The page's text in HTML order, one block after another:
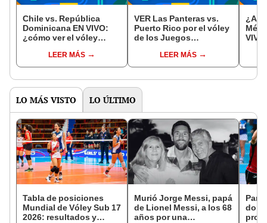
Chile vs. República
Dominicana EN VIVO:
¿cómo ver el vóley
Panamericanos 2023?
LEER MÁS
VER Las Panteras vs.
Puerto Rico por el vóley
de los Juegos
Santiago 2023
LEER MÁS
¿A
LO MÁS VISTO LO ÚLTIMO
Tabla de posiciones
Mundial de Vóley Sub 17
2026: resultados y
Murió Jorge Messi, papá
de Lionel Messi, a los 68
años por una